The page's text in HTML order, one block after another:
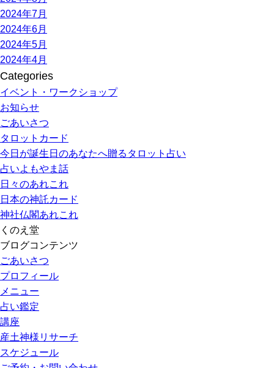
2024年7月
2024年6月
2024年5月
2024年4月
Categories
イベント・ワークショップ
お知らせ
ごあいさつ
タロットカード
今日が誕生日のあなたへ贈るタロット占い
占いよもやま話
日々のあれこれ
日本の神託カード
神社仏閣あれこれ
くのえ堂
ブログコンテンツ
ごあいさつ
プロフィール
メニュー
占い鑑定
講座
産土神様リサーチ
スケジュール